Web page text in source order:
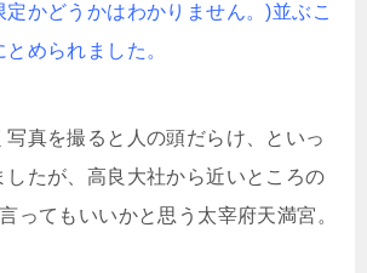
かどうかはわかりません。)並ぶこ
められました。
写真を撮ると人の頭だらけ、といっ
したが、高良大社から近いところの
ってもいいかと思う太宰府天満宮。